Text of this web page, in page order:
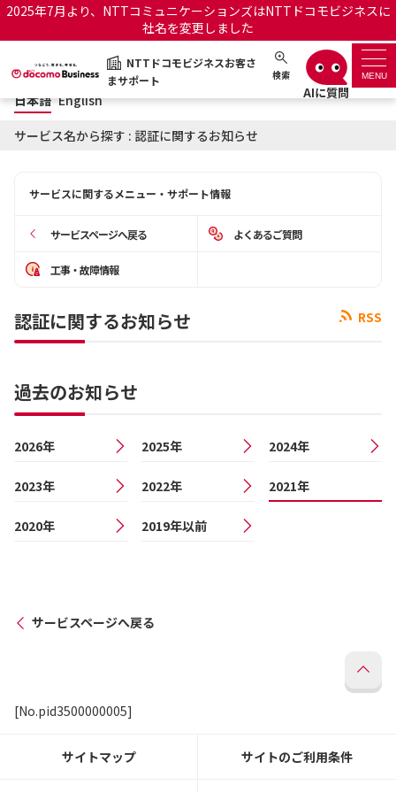
2025年7月より、NTTコミュニケーションズはNTTドコモビジネスに
社名を変更しました
NTTドコモビジネスお客さ
まサポート
検索 MENU
NTTドコモビジネスお客さまサポート 日本語 English
サポートトップ
お知らせ
OCNのお客さまはこちら
工事・故障情報通知サー
日本語 English
サービス名から探す : 認証に関するお知らせ
サービスに関するメニュー・サポート情報
サービスページへ戻る よくあるご質問
工事・故障情報
RSS
認証に関するお知らせ
過去のお知らせ
2026年 2025年 2024年
2023年 2022年 2021年
2020年 2019年以前
サービスページへ戻る
[No.pid3500000005]
サイトマップ サイトのご利用条件